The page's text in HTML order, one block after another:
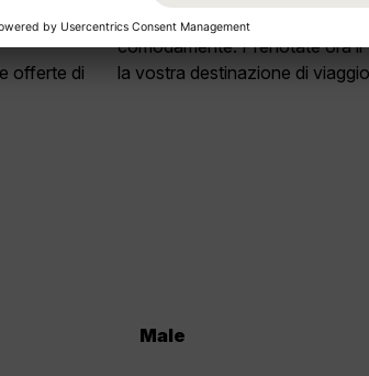
offerte di
Partite per le vacanze dal
comodamente. Prenotate ora
la vostra destinazione di
Male